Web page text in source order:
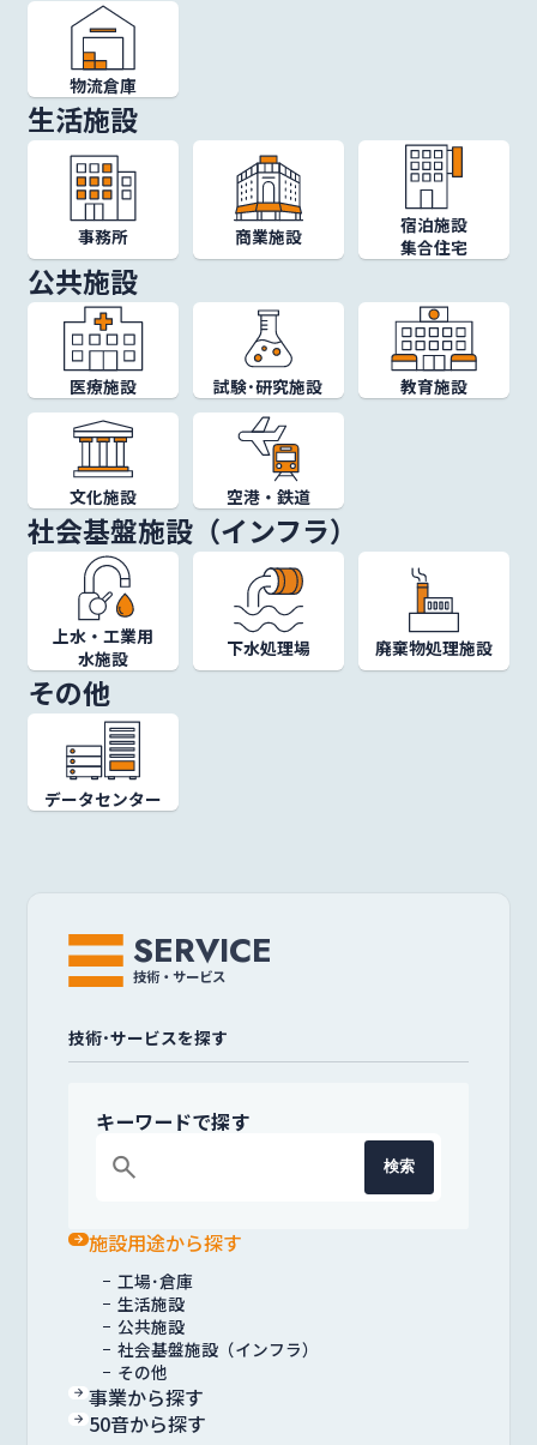
SERVICE
技術・サービス
技術･サービスを探す
キーワードで探す
search 検索
施設用途から探す
工場･倉庫
生活施設
公共施設
社会基盤施設（インフラ）
その他
事業から探す
50音から探す
物流倉庫
生活施設
事務所 商業施設
宿泊施設
集合住宅
公共施設
医療施設 試験･研究施設 教育施設
文化施設 空港・鉄道
社会基盤施設（インフラ）
上水・工業用
水施設
下水処理場 廃棄物処理施設
その他
データセンター
mailお問い合わせ･資料請求
language日本語